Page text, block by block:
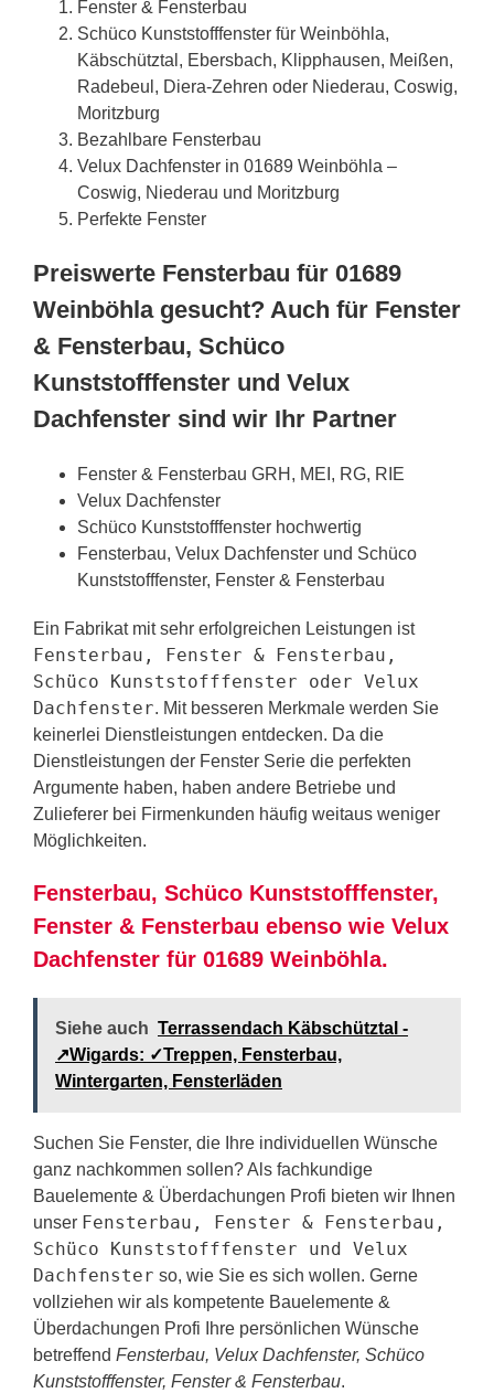
Fenster & Fensterbau
Schüco Kunststofffenster für Weinböhla,
Käbschütztal, Ebersbach, Klipphausen, Meißen,
Radebeul, Diera-Zehren oder Niederau, Coswig,
Moritzburg
Bezahlbare Fensterbau
Velux Dachfenster in 01689 Weinböhla –
Coswig, Niederau und Moritzburg
Perfekte Fenster
Preiswerte Fensterbau für 01689
Weinböhla gesucht? Auch für Fenster
& Fensterbau, Schüco
Kunststofffenster und Velux
Dachfenster sind wir Ihr Partner
Fenster & Fensterbau GRH, MEI, RG, RIE
Velux Dachfenster
Schüco Kunststofffenster hochwertig
Fensterbau, Velux Dachfenster und Schüco
Kunststofffenster, Fenster & Fensterbau
Ein Fabrikat mit sehr erfolgreichen Leistungen ist
Fensterbau, Fenster & Fensterbau,
Schüco Kunststofffenster oder Velux
Dachfenster. Mit besseren Merkmale werden Sie
keinerlei Dienstleistungen entdecken. Da die
Dienstleistungen der Fenster Serie die perfekten
Argumente haben, haben andere Betriebe und
Zulieferer bei Firmenkunden häufig weitaus weniger
Möglichkeiten.
Fensterbau, Schüco Kunststofffenster,
Fenster & Fensterbau ebenso wie Velux
Dachfenster für 01689 Weinböhla.
Siehe auch Terrassendach Käbschütztal -
↗️Wigards: ✓Treppen, Fensterbau,
Wintergarten, Fensterläden
Suchen Sie Fenster, die Ihre individuellen Wünsche
ganz nachkommen sollen? Als fachkundige
Bauelemente & Überdachungen Profi bieten wir Ihnen
unser Fensterbau, Fenster & Fensterbau,
Schüco Kunststofffenster und Velux
Dachfenster so, wie Sie es sich wollen. Gerne
vollziehen wir als kompetente Bauelemente &
Überdachungen Profi Ihre persönlichen Wünsche
betreffend Fensterbau, Velux Dachfenster, Schüco
Kunststofffenster, Fenster & Fensterbau.